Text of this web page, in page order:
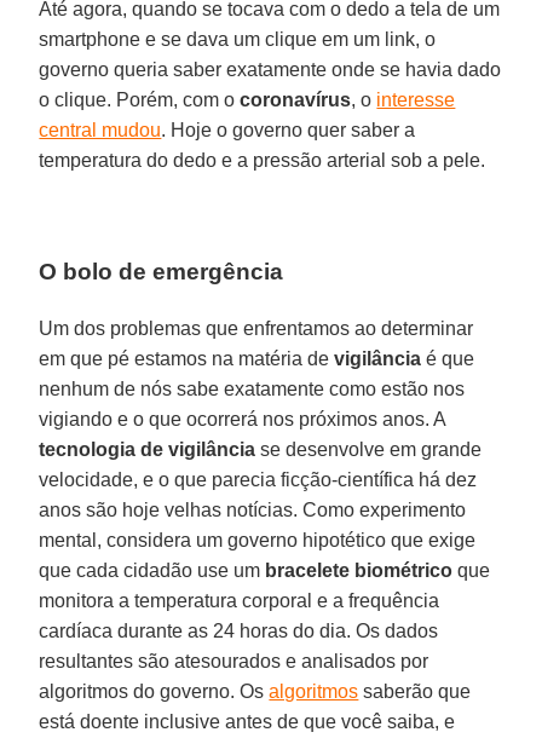
Até agora, quando se tocava com o dedo a tela de um
smartphone e se dava um clique em um link, o
governo queria saber exatamente onde se havia dado
o clique. Porém, com ocoronavírus, o interesse
central mudou. Hoje o governo quer saber a
temperatura do dedo e a pressão arterial sob a pele.
O bolo de emergência
Um dos problemas que enfrentamos ao determinar
em que pé estamos na matéria devigilância é que
nenhum de nós sabe exatamente como estão nos
vigiando e o que ocorrerá nos próximos anos. A
tecnologia de vigilância se desenvolve em grande
velocidade, e o que parecia ficção-científica há dez
anos são hoje velhas notícias. Como experimento
mental, considera um governo hipotético que exige
que cada cidadão use um bracelete biométrico que
monitora a temperatura corporal e a frequência
cardíaca durante as 24 horas do dia. Os dados
resultantes são atesourados e analisados por
algoritmos do governo. Osalgoritmos saberão que
está doente inclusive antes de que você saiba, e